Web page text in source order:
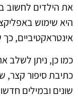
את הילדים לחשוב
היא שימוש
אינטראקטיביים,
כמו כן, ניתן לשלב
כתיבת סיפור קצר,
שונים ובמילים